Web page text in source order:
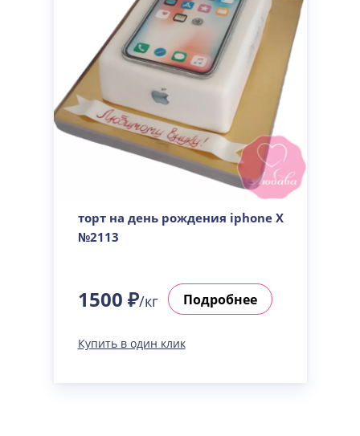
торт на день рождения iphone X
№2113
1500 ₽/кг Подробнее
Купить в один клик